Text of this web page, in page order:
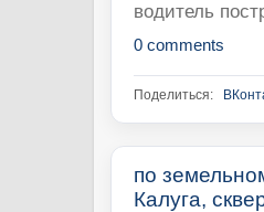
водитель
0 comments
Поделиться:
по
Калуга,